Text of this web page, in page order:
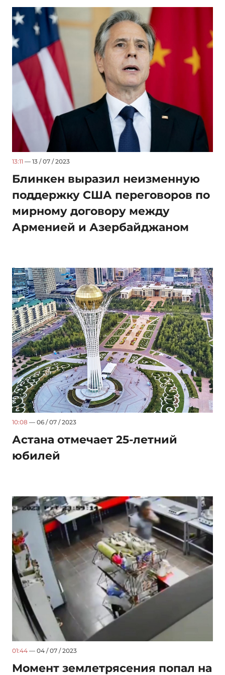
13:11 — 13 / 07 / 2023
Блинкен выразил неизменную
поддержку США переговоров по
мирному договору между
Арменией и Азербайджаном
10:08 — 06 / 07 / 2023
Астана отмечает 25-летний
юбилей
01:44 — 04 / 07 / 2023
Момент землетрясения попал на